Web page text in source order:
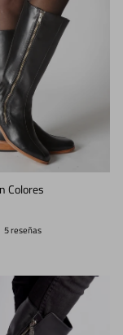
Colores
5 reseñas